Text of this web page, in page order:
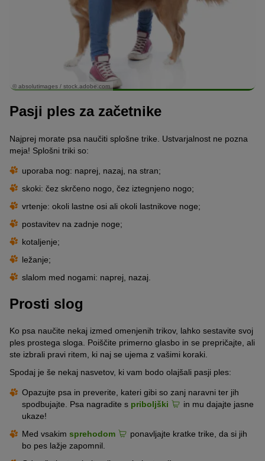
© absolutimages / stock.adobe.com
Pasji ples za začetnike
Najprej morate psa naučiti splošne trike. Ustvarjalnost ne pozna
meja! Splošni triki so:
uporaba nog: naprej, nazaj, na stran;
skoki: čez skrčeno nogo, čez iztegnjeno nogo;
vrtenje: okoli lastne osi ali okoli lastnikove noge;
postavitev na zadnje noge;
kotaljenje;
ležanje;
slalom med nogami: naprej, nazaj.
Prosti slog
Ko psa naučite nekaj izmed omenjenih trikov, lahko sestavite svoj
ples prostega sloga. Poiščite primerno glasbo in se prepričajte, ali
ste izbrali pravi ritem, ki naj se ujema z vašimi koraki.
Spodaj je še nekaj nasvetov, ki vam bodo olajšali pasji ples:
Opazujte psa in preverite, kateri gibi so zanj naravni ter jih
spodbujajte. Psa nagradite s priboljški
in mu dajajte jasne
ukaze!
Med vsakim sprehodom
ponavljajte kratke trike, da si jih
bo pes lažje zapomnil.